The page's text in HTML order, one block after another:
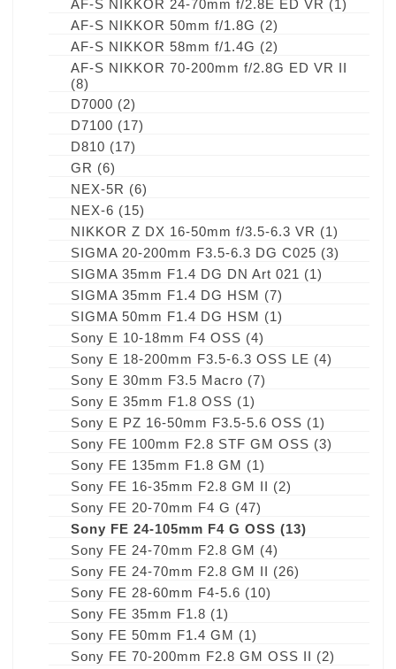
AF-S NIKKOR 24-70mm f/2.8E ED VR (1)
AF-S NIKKOR 50mm f/1.8G (2)
AF-S NIKKOR 58mm f/1.4G (2)
AF-S NIKKOR 70-200mm f/2.8G ED VR II
(8)
D7000 (2)
D7100 (17)
D810 (17)
GR (6)
NEX-5R (6)
NEX-6 (15)
NIKKOR Z DX 16-50mm f/3.5-6.3 VR (1)
SIGMA 20-200mm F3.5-6.3 DG C025 (3)
SIGMA 35mm F1.4 DG DN Art 021 (1)
SIGMA 35mm F1.4 DG HSM (7)
SIGMA 50mm F1.4 DG HSM (1)
Sony E 10-18mm F4 OSS (4)
Sony E 18-200mm F3.5-6.3 OSS LE (4)
Sony E 30mm F3.5 Macro (7)
Sony E 35mm F1.8 OSS (1)
Sony E PZ 16-50mm F3.5-5.6 OSS (1)
Sony FE 100mm F2.8 STF GM OSS (3)
Sony FE 135mm F1.8 GM (1)
Sony FE 16-35mm F2.8 GM II (2)
Sony FE 20-70mm F4 G (47)
Sony FE 24-105mm F4 G OSS (13)
Sony FE 24-70mm F2.8 GM (4)
Sony FE 24-70mm F2.8 GM II (26)
Sony FE 28-60mm F4-5.6 (10)
Sony FE 35mm F1.8 (1)
Sony FE 50mm F1.4 GM (1)
Sony FE 70-200mm F2.8 GM OSS II (2)